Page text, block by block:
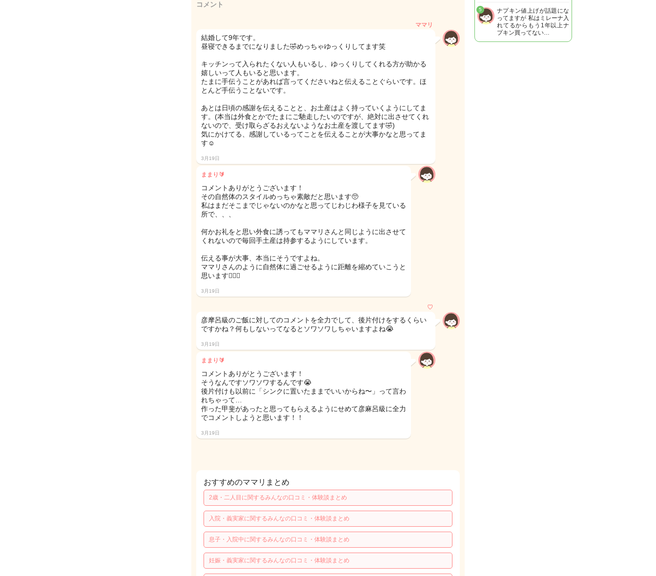
コメント
ママリ
結婚して9年です。
昼寝できるまでになりました🤣めっちゃゆっくりしてます笑
キッチンって入られたくない人もいるし、ゆっくりしてくれる方が助かる
嬉しいって人もいると思います。
たまに手伝うことがあれば言ってくださいねと伝えることぐらいです。ほ
とんど手伝うことないです。
あとは日頃の感謝を伝えることと、お土産はよく持っていくようにしてま
す。(本当は外食とかでたまにご馳走したいのですが、絶対に出させてくれ
ないので、受け取らざるおえないようなお土産を渡してます🤣)
気にかけてる、感謝しているってことを伝えることが大事かなと思ってま
す☺️
3月19日
ままり🔰
コメントありがとうございます！
その自然体のスタイルめっちゃ素敵だと思います🥺
私はまだそこまでじゃないのかなと思ってじわじわ様子を見ている
所で、、、
何かお礼をと思い外食に誘ってもママリさんと同じように出させて
くれないので毎回手土産は持参するようにしています。
伝える事が大事、本当にそうですよね。
ママリさんのように自然体に過ごせるように距離を縮めていこうと
思います🙇🏻‍♀️
3月19日
♡
彦摩呂級のご飯に対してのコメントを全力でして、後片付けをするくらい
ですかね？何もしないってなるとソワソワしちゃいますよね😭
3月19日
ままり🔰
コメントありがとうございます！
そうなんですソワソワするんです😭
後片付けも以前に「シンクに置いたままでいいからね〜」って言わ
れちゃって…
作った甲斐があったと思ってもらえるようにせめて彦麻呂級に全力
でコメントしようと思います！！
3月19日
おすすめのママリまとめ
2歳・二人目に関するみんなの口コミ・体験談まとめ
入院・義実家に関するみんなの口コミ・体験談まとめ
息子・入院中に関するみんなの口コミ・体験談まとめ
妊娠・義実家に関するみんなの口コミ・体験談まとめ
ナプキン値上げが話題にな
ってますが 私はミレーナ入
れてるからもう1年以上ナ
プキン買ってない…
5